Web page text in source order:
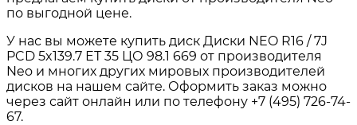
по выгодной цене.
У нас вы можете купить диск Диски NEO R16 / 7J
PCD 5x139.7 ЕТ 35 ЦО 98.1 669 от производителя
Neo и многих других мировых производителей
дисков на нашем сайте. Оформить заказ можно
через сайт онлайн или по телефону +7 (495) 726-74-
67.